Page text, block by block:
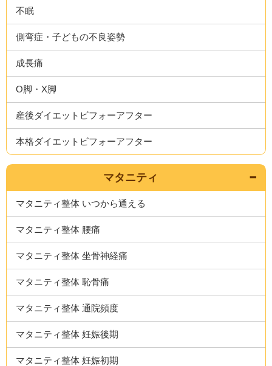
不眠
側弯症・子どもの不良姿勢
成長痛
O脚・X脚
産後ダイエットビフォーアフター
本格ダイエットビフォーアフター
マタニティ
マタニティ整体 いつから通える
マタニティ整体 腰痛
マタニティ整体 坐骨神経痛
マタニティ整体 恥骨痛
マタニティ整体 通院頻度
マタニティ整体 妊娠後期
マタニティ整体 妊娠初期